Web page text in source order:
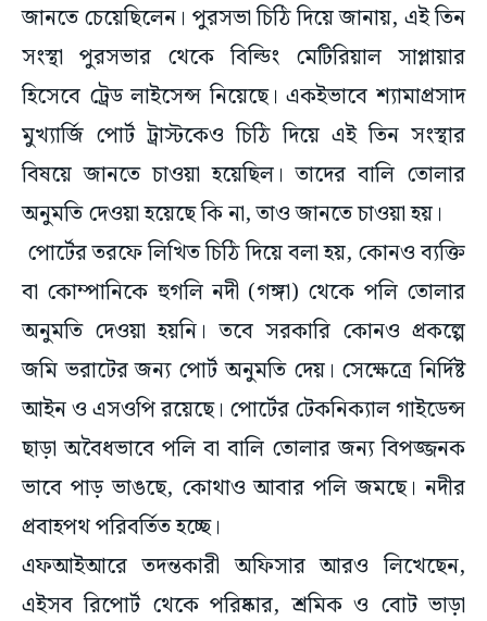
জানতে চেয়েছিলেন। পুরসভা চিঠি দিয়ে জানায়, এই তিন
সংস্থা পুরসভার থেকে বিল্ডিং মেটিরিয়াল সাপ্লায়ার
হিসেবে ট্রেড লাইসেন্স নিয়েছে। একইভাবে শ্যামাপ্রসাদ
মুখ্যার্জি পোর্ট ট্রাস্টকেও চিঠি দিয়ে এই তিন সংস্থার
বিষয়ে জানতে চাওয়া হয়েছিল। তাদের বালি তোলার
অনুমতি দেওয়া হয়েছে কি না, তাও জানতে চাওয়া হয়।
পোর্টের তরফে লিখিত চিঠি দিয়ে বলা হয়, কোনও ব্যক্তি
বা কোম্পানিকে হুগলি নদী (গঙ্গা) থেকে পলি তোলার
অনুমতি দেওয়া হয়নি। তবে সরকারি কোনও প্রকল্পে
জমি ভরাটের জন্য পোর্ট অনুমতি দেয়। সেক্ষেত্রে নির্দিষ্ট
আইন ও এসওপি রয়েছে। পোর্টের টেকনিক্যাল গাইডেন্স
ছাড়া অবৈধভাবে পলি বা বালি তোলার জন্য বিপজ্জনক
ভাবে পাড় ভাঙছে, কোথাও আবার পলি জমছে। নদীর
প্রবাহপথ পরিবর্তিত হচ্ছে।
এফআইআরে তদন্তকারী অফিসার আরও লিখেছেন,
এইসব রিপোর্ট থেকে পরিষ্কার, শ্রমিক ও বোট ভাড়া